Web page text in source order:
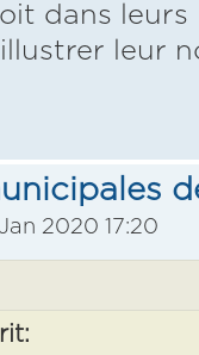
dans
leur
2020 17:20